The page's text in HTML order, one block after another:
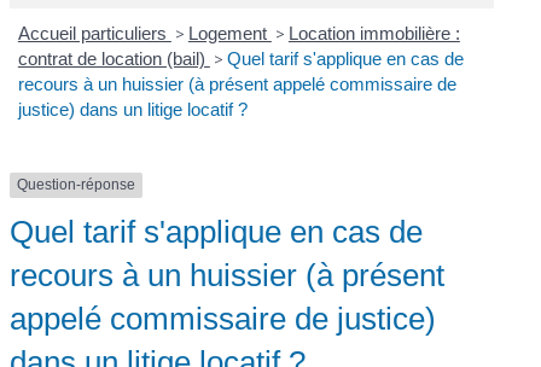
Accueil particuliers > Logement > Location immobilière :
contrat de location (bail) > Quel tarif s'applique en cas de
recours à un huissier (à présent appelé commissaire de
justice) dans un litige locatif ?
Question-réponse
Quel tarif s'applique en cas de
recours à un huissier (à présent
appelé commissaire de justice)